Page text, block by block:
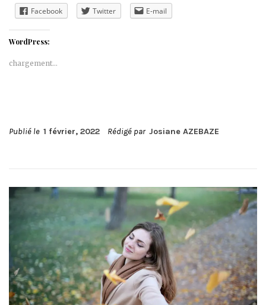
Facebook Twitter E-mail
WordPress:
chargement…
Publié le 1 février, 2022 Rédigé par Josiane AZEBAZE